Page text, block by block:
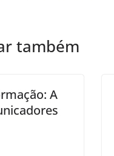
também
A